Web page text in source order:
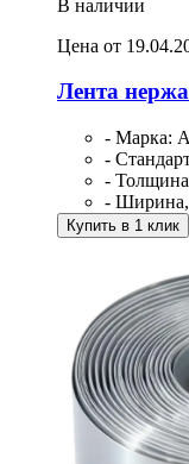
В наличии
Цена от
Лента
- Марка:
-
-
-
Купить в 1 клик